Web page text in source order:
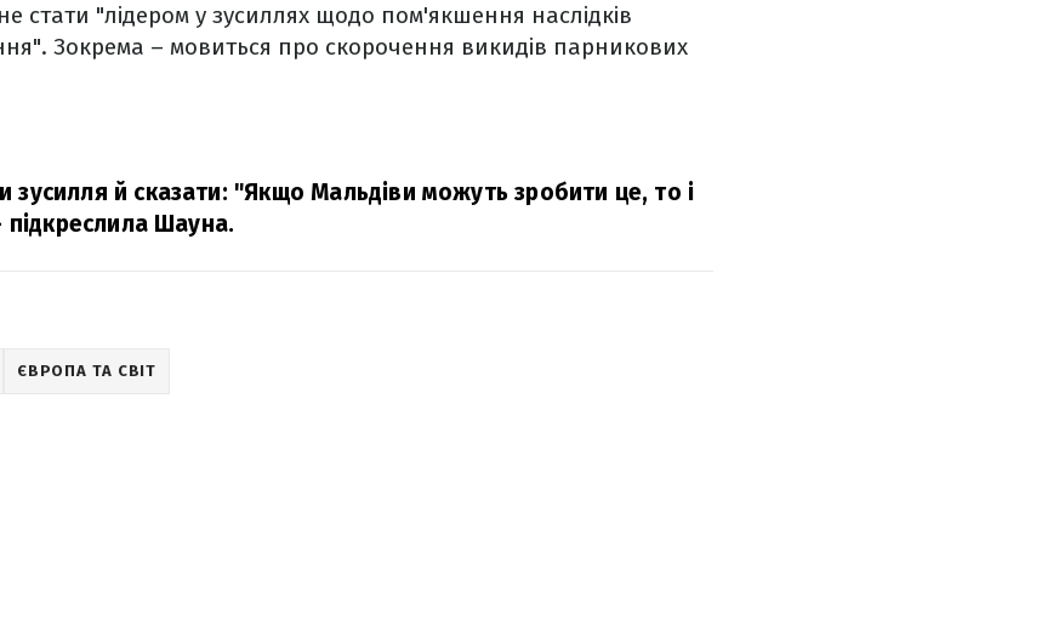
стати "лідером у зусиллях щодо пом'якшення наслідків
Зокрема – мовиться про скорочення викидів парникових
й сказати: "Якщо Мальдіви можуть зробити це, то і
підкреслила Шауна.
ЄВРОПА ТА СВІТ